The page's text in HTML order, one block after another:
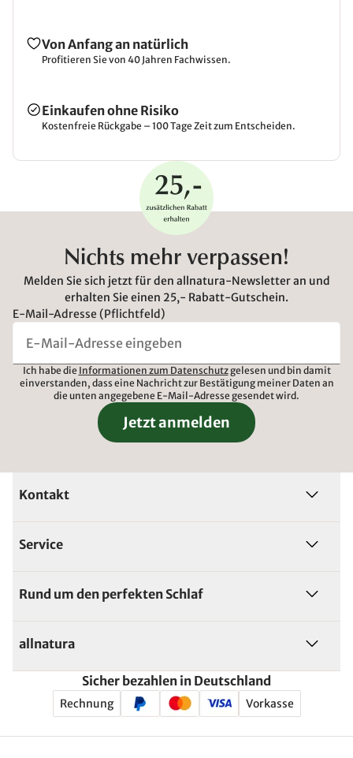
Von Anfang an natürlich
Profitieren Sie von 40 Jahren Fachwissen.
Einkaufen ohne Risiko
Kostenfreie Rückgabe – 100 Tage Zeit zum Entscheiden.
Nichts mehr verpassen!
Melden Sie sich jetzt für den allnatura-Newsletter an und
erhalten Sie einen 25,- Rabatt-Gutschein.
E-Mail-Adresse (Pflichtfeld)
Ich habe die Informationen zum Datenschutzgelesen und bin damit
einverstanden, dass eine Nachricht zur Bestätigung meiner Daten an
die unten angegebene E-Mail-Adresse gesendet wird.
Jetzt anmelden
Kontakt
Service
Rund um den perfekten Schlaf
allnatura
Sicher bezahlen in Deutschland
Rechnung Vorkasse